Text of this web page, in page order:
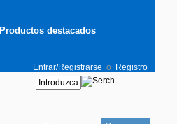
Productos destacados
Entrar/Registrarse o Registro